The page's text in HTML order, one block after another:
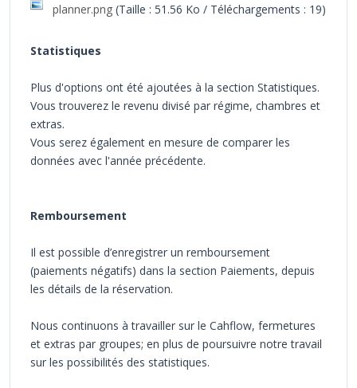
planner.png (Taille : 51.56 Ko / Téléchargements : 19)
Statistiques
Plus d'options ont été ajoutées à la section Statistiques.
Vous trouverez le revenu divisé par régime, chambres et
extras.
Vous serez également en mesure de comparer les
données avec l'année précédente.
Remboursement
Il est possible d’enregistrer un remboursement
(paiements négatifs) dans la section Paiements, depuis
les détails de la réservation.
Nous continuons à travailler sur le Cahflow, fermetures
et extras par groupes; en plus de poursuivre notre travail
sur les possibilités des statistiques.